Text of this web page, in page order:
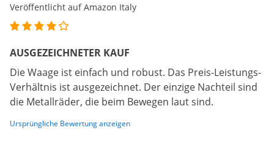
Veröffentlicht auf Amazon Italy
AUSGEZEICHNETER KAUF
Die Waage ist einfach und robust. Das Preis-Leistungs-
Verhältnis ist ausgezeichnet. Der einzige Nachteil sind
die Metallräder, die beim Bewegen laut sind.
Ursprüngliche Bewertung anzeigen